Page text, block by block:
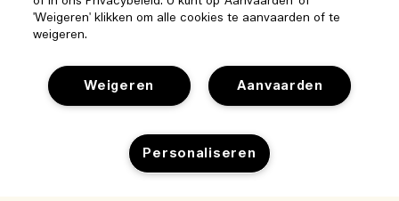
Help
Beheer van cookies
Veelgestelde vragen
Bezoek & ontdek
Onze mensen & onze werkplek
'Weigeren' klikken om alle cookies te aanvaarden of te
weigeren.
Aanvaarden
Weigeren
Personaliseren